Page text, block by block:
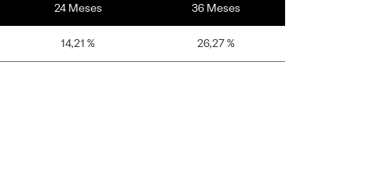
24 Meses 36 Meses
14,21 % 26,27 %